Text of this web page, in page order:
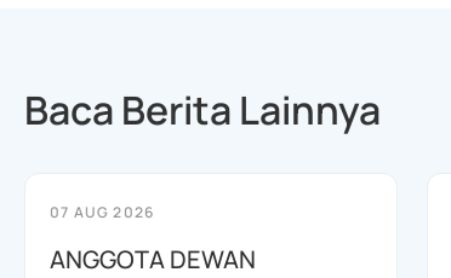
Baca Berita Lainnya
07 AUG 2026
ANGGOTA DEWAN